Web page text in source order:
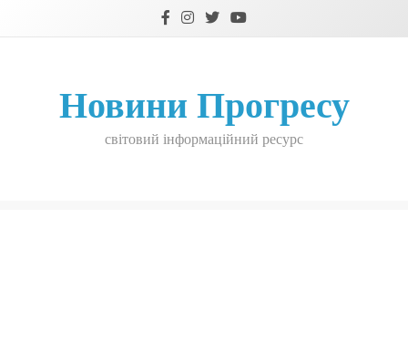
Новини Прогресу
світовий інформаційний ресурс